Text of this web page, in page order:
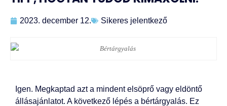
2023. december 12. Sikeres jelentkező
Igen. Megkaptad azt a mindent elsöprő vagy eldöntő
állásajánlatot. A következő lépés a bértárgyalás. Ez